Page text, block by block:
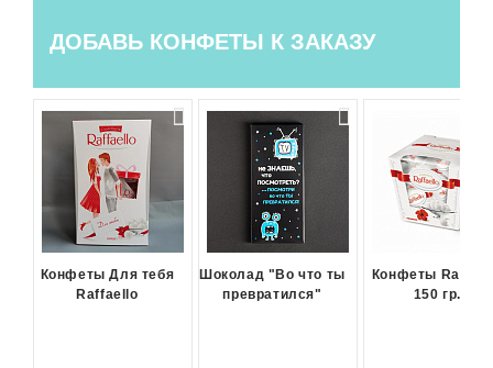
ДОБАВЬ КОНФЕТЫ К ЗАКАЗУ
Конфеты Для тебя
Raffaello
Шоколад "Во что ты
превратился"
Конфеты
150 гр.